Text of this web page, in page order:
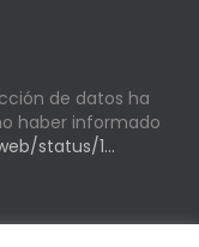
de datos ha
haber informado
status/1…